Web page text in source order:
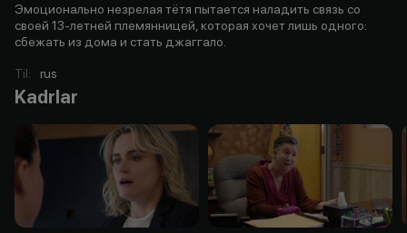
Эмоционально незрелая тётя пытается наладить связь со
своей 13-летней племянницей, которая хочет лишь одного:
сбежать из дома и стать джаггало.
Til: rus
Kadrlar